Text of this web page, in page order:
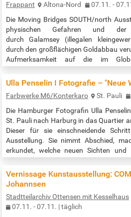
Frappant Altona-Nord
07.11. -
Die Moving Bridges SOUTH/north
physischen Gefahren und der
durch Galamsey (illegalen
durch den großflächigen Goldabbau
Aufmerksamkeit auf die im
Umwelt und Zukunft. Die
Künstler zusammen, die diese Themen
Ulla Penselin I Fotografie – "Neue
Farbwerke M6/Konterkaro St. Pauli
Die Hamburger Fotografin Ulla
St. Pauli nach Harburg in das Quartier
Dieser für sie einschneidende
Ausstellung. Sie nimmt Abschied,
erkundet, welche neuen Sichten und
Änderung, sondern auch neue
Experimenten…
Vernissage Kunstausstellung:
Johannsen
Stadtteilarchiv Ottensen mit Kesselhaus
07.11. - 07.11. | täglich